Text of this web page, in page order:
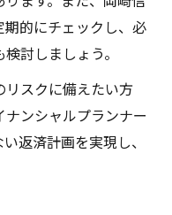
的にチェックし、必
討しましょう。
スクに備えたい方
ンシャルプランナー
返済計画を実現し、